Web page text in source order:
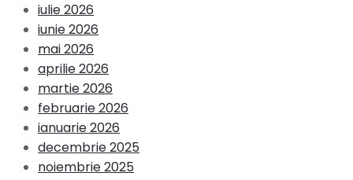
iulie 2026
iunie 2026
mai 2026
aprilie 2026
martie 2026
februarie 2026
ianuarie 2026
decembrie 2025
noiembrie 2025